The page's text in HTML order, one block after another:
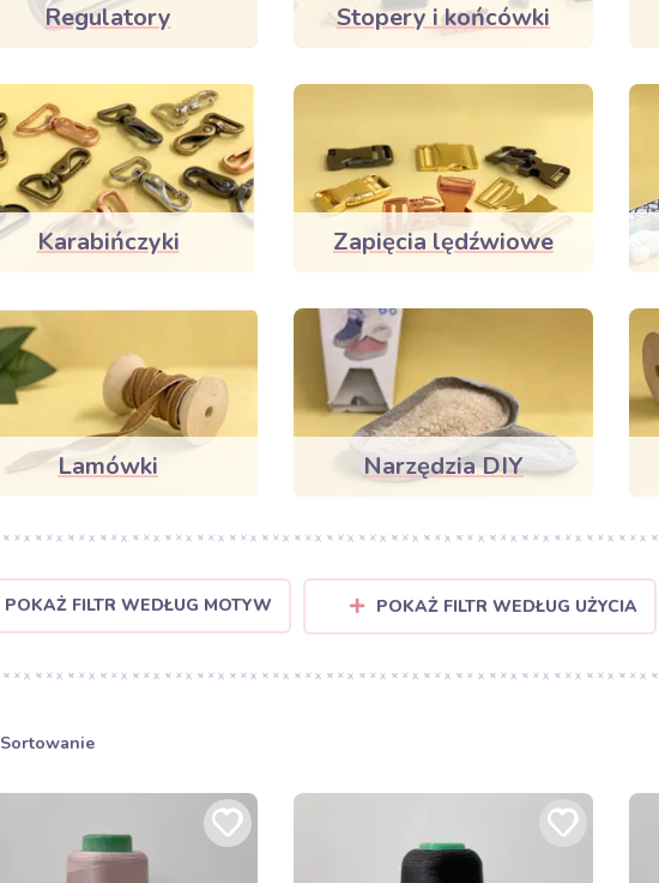
Regulatory Stopery i końcówki
Karabińczyki Zapięcia lędźwiowe
Lamówki Narzędzia DIY
POKAŻ FILTR WEDŁUG MOTYW POKAŻ FILTR WEDŁUG UŻYCIA
Sortowanie